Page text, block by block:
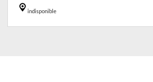
indisponible